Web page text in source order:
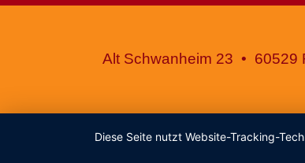
Alt Schwanheim 23 • 60529
Diese Seite nutzt Website-Tracking-